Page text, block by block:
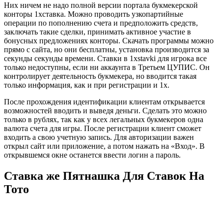
Них ничем не надо полной версии портала букмекерской
конторы 1хставка. Можно проводить узкопартийные
операции по пополнению счета и предположить средств,
заключать такие сделки, принимать активное участие в
бонусных предложениях конторы. Скачать программы можно
прямо с сайта, но они бесплатны, установка производится за
секунды секунды времени. Ставки в 1xstavki для игрока все
только недоступны, если ни аккаунта в Третьем ЦУПИС. Он
контролирует деятельность букмекера, но вводится такая
только информация, как и при регистрации и 1х.
После прохождения идентификации клиентам открывается
возможностей вводить и выведя деньги. Сделать это можно
только в рублях, так как у всех легальных букмекеров одна
валюта счета для игры. После регистрации клиент сможет
входить а свою учетную запись. Для авторизации важен
открыл сайт или приложение, а потом нажать на «Вход». В
открывшемся окне останется ввести логин а пароль.
Ставка же Пятнашка Для Ставок На
Тото